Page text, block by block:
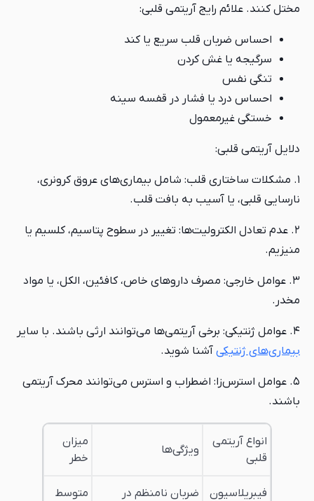
مختل کنند. علائم رایج آریتمی قلبی:
احساس ضربان قلب سریع یا کند
سرگیجه یا غش کردن
تنگی نفس
احساس درد یا فشار در قفسه سینه
خستگی غیرمعمول
دلایل آریتمی قلبی:
۱. مشکلات ساختاری قلب: شامل بیماری‌های عروق کرونری،
نارسایی قلبی، یا آسیب به بافت قلب.
۲. عدم تعادل الکترولیت‌ها: تغییر در سطوح پتاسیم، کلسیم یا
منیزیم.
۳. عوامل خارجی: مصرف داروهای خاص، کافئین، الکل، یا مواد
مخدر.
۴. عوامل ژنتیکی: برخی آریتمی‌ها می‌توانند ارثی باشند. با سایر
بیماری‌های ژنتیکی آشنا شوید.
۵. عوامل استرس‌زا: اضطراب و استرس می‌توانند محرک آریتمی
باشند.
انواع آریتمی
قلبی
ویژگی‌ها
میزان
خطر
فیبریلاسیون
ضربان نامنظم در
متوسط